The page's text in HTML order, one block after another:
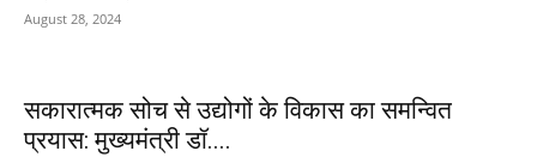
August 28, 2024
सकारात्मक सोच से उद्योगों के विकास का समन्वित
प्रयास: मुख्यमंत्री डॉ....